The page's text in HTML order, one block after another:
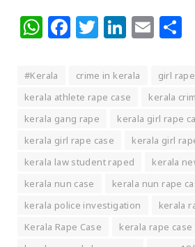
WhatsApp
Facebook
Twitter
#Kerala crime in kerala
girl
kerala athlete rape case
kerala
kerala gang rape
kerala girl rape
kerala girl rape case
kerala girl
kerala law student raped
kerala
kerala nun case
kerala nun rape
kerala police investigation
kerala
Kerala Rape Case
kerala rape case